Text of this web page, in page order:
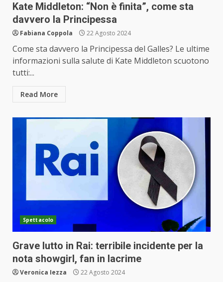
Kate Middleton: “Non è finita”, come sta
davvero la Principessa
Fabiana Coppola 22 Agosto 2024
Come sta davvero la Principessa del Galles? Le ultime
informazioni sulla salute di Kate Middleton scuotono
tutti:...
Read More
Spettacolo
Grave lutto in Rai: terribile incidente per la
nota showgirl, fan in lacrime
Veronica Iezza 22 Agosto 2024